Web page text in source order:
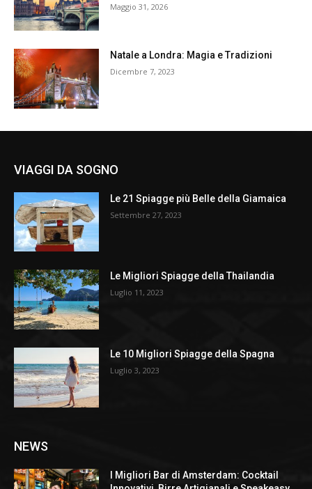
Maggio 31, 2026
Natale a Londra: Magia e Tradizioni
Dicembre 7, 2023
VIAGGI DA SOGNO
Le 21 Spiagge più Belle della Giamaica
Settembre 27, 2023
Le Migliori Spiagge della Thailandia
Luglio 11, 2023
Le 10 Migliori Spiagge della Spagna
Luglio 3, 2023
NEWS
I Migliori Bar di Amsterdam: Cocktail